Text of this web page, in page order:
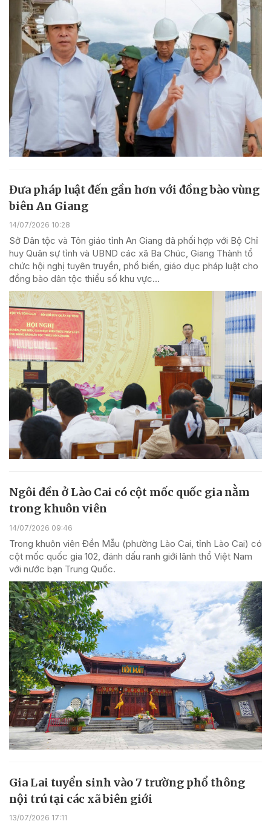
Đưa pháp luật đến gần hơn với đồng bào vùng
biên An Giang
14/07/2026 10:28
Sở Dân tộc và Tôn giáo tỉnh An Giang đã phối hợp với Bộ Chỉ
huy Quân sự tỉnh và UBND các xã Ba Chúc, Giang Thành tổ
chức hội nghị tuyên truyền, phổ biến, giáo dục pháp luật cho
đồng bào dân tộc thiểu số khu vực...
Ngôi đền ở Lào Cai có cột mốc quốc gia nằm
trong khuôn viên
14/07/2026 09:46
Trong khuôn viên Đền Mẫu (phường Lào Cai, tỉnh Lào Cai) có
cột mốc quốc gia 102, đánh dấu ranh giới lãnh thổ Việt Nam
với nước bạn Trung Quốc.
Gia Lai tuyển sinh vào 7 trường phổ thông
nội trú tại các xã biên giới
13/07/2026 17:11